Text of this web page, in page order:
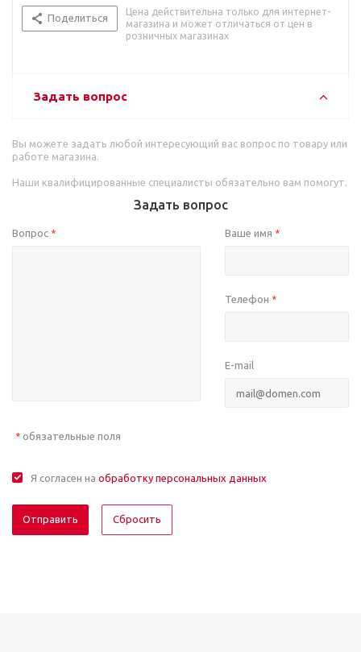
Поделиться
Цена действительна только для интернет-
магазина и может отличаться от цен в
розничных магазинах
Задать вопрос
Вы можете задать любой интересующий вас вопрос по товару или
работе магазина.
Наши квалифицированные специалисты обязательно вам помогут.
Задать вопрос
Вопрос * Ваше имя *
Телефон *
E-mail
* обязательные поля
Я согласен на обработку персональных данных
Отправить Сбросить